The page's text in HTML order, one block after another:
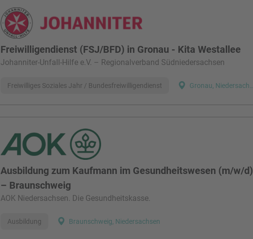
Freiwilligendienst (FSJ/BFD) in Gronau - Kita Westallee
Johanniter-Unfall-Hilfe e.V. – Regionalverband Südniedersachsen
Gronau, Niedersachsen
Freiwilliges Soziales Jahr / Bundesfreiwilligendienst
Ausbildung zum Kaufmann im Gesundheitswesen (m/w/d)
– Braunschweig
AOK Niedersachsen. Die Gesundheitskasse.
Braunschweig, Niedersachsen
Ausbildung